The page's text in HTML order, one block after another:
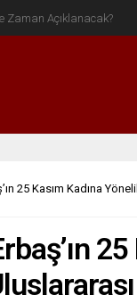
25 Kasım Kadına
25